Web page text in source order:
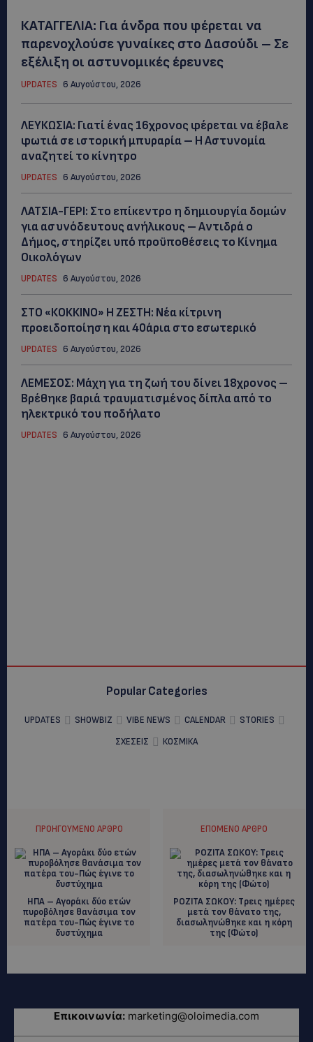
ΚΑΤΑΓΓΕΛΙΑ: Για άνδρα που φέρεται να
παρενοχλούσε γυναίκες στο Δασούδι – Σε
εξέλιξη οι αστυνομικές έρευνες
UPDATES 6 Αυγούστου, 2026
ΛΕΥΚΩΣΙΑ: Γιατί ένας 16χρονος φέρεται να έβαλε
φωτιά σε ιστορική μπυραρία – Η Αστυνομία
αναζητεί το κίνητρο
UPDATES 6 Αυγούστου, 2026
ΛΑΤΣΙΑ-ΓΕΡΙ: Στο επίκεντρο η δημιουργία δομών
για ασυνόδευτους ανήλικους – Αντιδρά ο
Δήμος, στηρίζει υπό προϋποθέσεις το Κίνημα
Οικολόγων
UPDATES 6 Αυγούστου, 2026
ΣΤΟ «ΚΟΚΚΙΝΟ» Η ΖΕΣΤΗ: Νέα κίτρινη
προειδοποίηση και 40άρια στο εσωτερικό
UPDATES 6 Αυγούστου, 2026
ΛΕΜΕΣΟΣ: Μάχη για τη ζωή του δίνει 18χρονος –
Βρέθηκε βαριά τραυματισμένος δίπλα από το
ηλεκτρικό του ποδήλατο
UPDATES 6 Αυγούστου, 2026
Popular Categories
UPDATES SHOWBIZ VIBE NEWS CALENDAR
STORIES
ΣΧΕΣΕΙΣ
ΚΟΣΜΙΚΑ
ΠΡΟΗΓΟΎΜΕΝΟ ΆΡΘΡΟ
ΗΠΑ – Αγοράκι δύο ετών
πυροβόλησε θανάσιμα τον
πατέρα του-Πώς έγινε το
δυστύχημα
ΕΠΌΜΕΝΟ ΆΡΘΡΟ
ΡOZITA ΣΩΚΟΥ: Tρεις ημέρες
μετά τον θάνατο της,
διασωληνώθηκε και η κόρη
της (Φώτο)
Επικοινωνία: marketing@oloimedia.com